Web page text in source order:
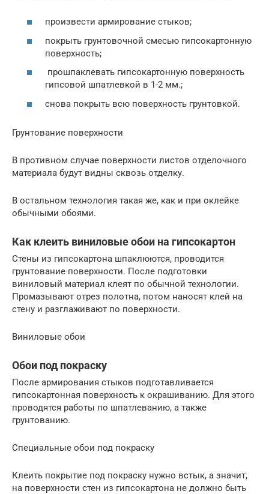
произвести армирование стыков;
покрыть грунтовочной смесью гипсокартонную
поверхность;
прошпаклевать гипсокартонную поверхность
гипсовой шпатлевкой в 1-2 мм.;
снова покрыть всю поверхность грунтовкой.
Грунтование поверхности
В противном случае поверхности листов отделочного
материала будут видны сквозь отделку.
В остальном технология такая же, как и при оклейке
обычными обоями.
Как клеить виниловые обои на гипсокартон
Стены из гипсокартона шпаклюются, проводится
грунтование поверхности. После подготовки
виниловый материал клеят по обычной технологии.
Промазывают отрез полотна, потом наносят клей на
стену и разглаживают по поверхности.
Виниловые обои
Обои под покраску
После армирования стыков подготавливается
гипсокартонная поверхность к окрашиванию. Для этого
проводятся работы по шпатлеванию, а также
грунтованию.
Специальные обои под покраску
Клеить покрытие под покраску нужно встык, а значит,
на поверхности стен из гипсокартона не должно быть